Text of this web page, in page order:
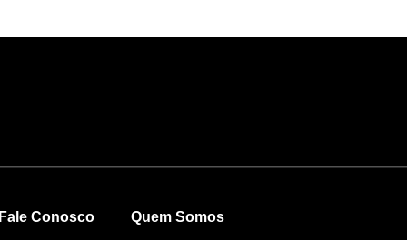
Fale Conosco Quem Somos